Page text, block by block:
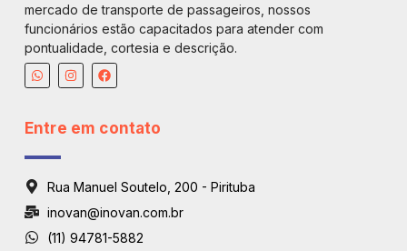
mercado de transporte de passageiros, nossos
funcionários estão capacitados para atender com
pontualidade, cortesia e descrição.
Entre em contato
Rua Manuel Soutelo, 200 - Pirituba
inovan@inovan.com.br
(11) 94781-5882